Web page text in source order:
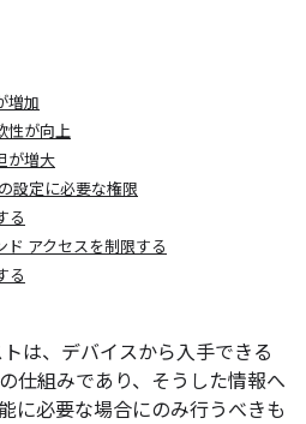
増加
性が向上
が増大
設定に必要な権限
る
アクセスを制限する
る
は、デバイスから入手できる
仕組みであり、そうした情報へ
に必要な場合にのみ行うべきも